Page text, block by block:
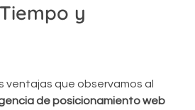
y
ventajas que observamos al
de posicionamiento web